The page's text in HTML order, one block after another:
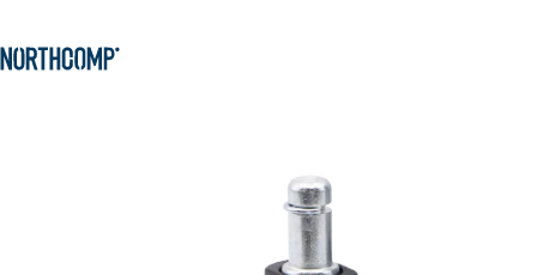
Zur Navigation springen
Sprache auswählen